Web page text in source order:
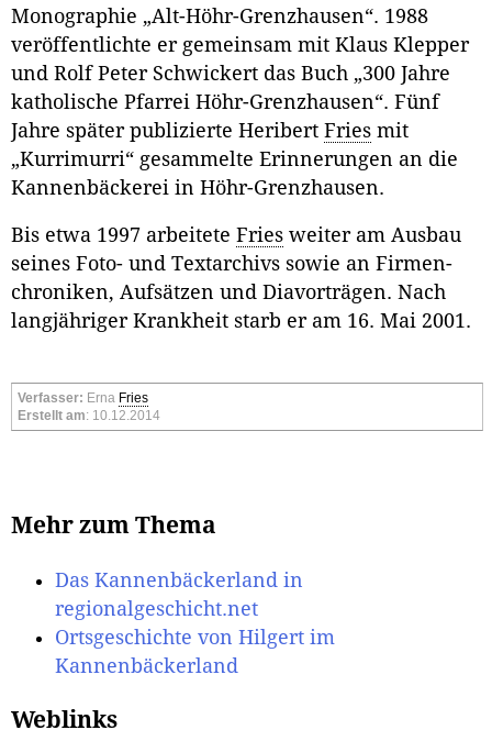
Monographie „Alt-Höhr-Grenzhausen“. 1988
veröffentlichte er gemein­sam mit Klaus Klepper
und Rolf Peter Schwickert das Buch „300 Jahre
katholische Pfarrei Höhr-Grenzhausen“. Fünf
Jahre später publizierte Heribert Fries mit
„Kurrimurri“ gesammelte Erinnerun­gen an die
Kannenbäckerei in Höhr-Grenzhausen.
Bis etwa 1997 arbeitete Fries weiter am Ausbau
seines Foto- und Textarchivs sowie an Firmen­
chroniken, Aufsätzen und Diavorträgen. Nach
langjähriger Krankheit starb er am 16. Mai 2001.
Verfasser: Erna Fries
Erstellt am: 10.12.2014
Mehr zum Thema
Das Kannenbäckerland in
regionalgeschicht.net
Ortsgeschichte von Hilgert im
Kannenbäckerland
Weblinks